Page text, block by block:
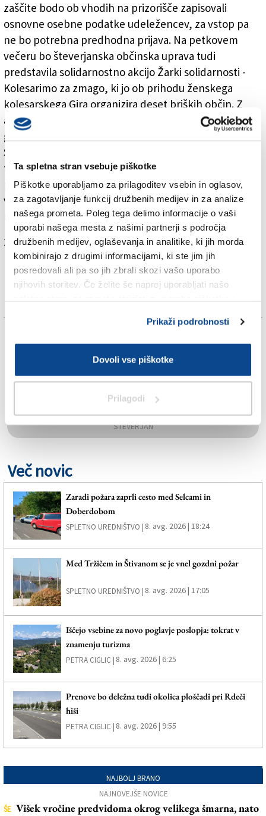
Ta spletna stran vsebuje piškotke
Piškotke uporabljamo za prilagoditev vsebin in oglasov,
za zagotavljanje funkcij družbenih medijev in za analize
našega prometa. Poleg tega delimo informacije o vaši
uporabi našega mesta z našimi partnerji s področja
družbenih medijev, oglaševanja in analitike, ki jih morda
kombinirajo z drugimi informacijami, ki ste jim jih
posredovali ali pa so jih zbrali skozi vašo uporabo
njihovih storitev. Če želite še naprej uporabljati našo
Prikaži podrobnosti
Dovoli vse piškotke
Prilagodi
zaščite bodo ob vhodih na prizorišče zapisovali
osnovne osebne podatke udeležencev, za vstop pa
ne bo potrebna predhodna prijava. Na petkovem
večeru bo števerjanska občinska uprava tudi
predstavila solidarnostno akcijo Žarki solidarnosti -
Kolesarimo za zmago, ki jo ob prihodu ženskega
kolesarskega Gira organizira deset briških občin. Z
akcijo bodo nabirali prispevke za senološki oddelek
goriške bolnišnice. Ženski kolesarski Giro bo v
Števerjan prišel v nedeljo, 11. julija. Kakor je že skoraj
tradicija, bo na Likofu tudi priložnost, da občina
predstavi novo letino občinskega reprezentančnega
vina, zvrstnega vina iz treh lokalnih sort: tokaja,
rebule in malvazije.
Za branje in pisanje komentarjevje potrebna prijava
LIKOF
SPLETNO UREDNIŠTVO
ŠTEVERJAN
Več novic
Zaradi požara zaprli cesto med Selcami in
Doberdobom
SPLETNO UREDNIŠTVO | 8. avg. 2026 | 18:24
Med Tržičem in Štivanom se je vnel gozdni požar
SPLETNO UREDNIŠTVO | 8. avg. 2026 | 17:05
Iščejo vsebine za novo poglavje poslopja: tokrat v
znamenju turizma
PETRA CIGLIC | 8. avg. 2026 | 6:25
Prenove bo deležna tudi okolica ploščadi pri Rdeči
hiši
PETRA CIGLIC | 8. avg. 2026 | 9:55
NAJBOLJ BRANO
NAJNOVEJŠE NOVICE
ŠE Višek vročine predvidoma okrog velikega šmarna, nato